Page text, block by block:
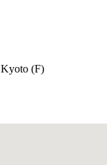
Kyoto (F)